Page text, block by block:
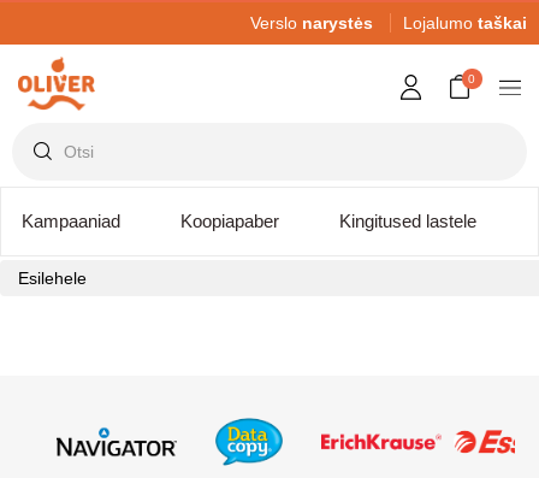
Verslo narystės Lojalumo taškai
0
Kampaaniad Koopiapaber Kingitused lastele
Esilehele